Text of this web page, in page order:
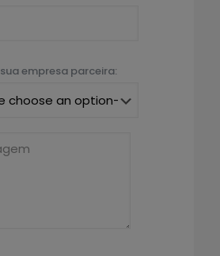
empresa parceira: